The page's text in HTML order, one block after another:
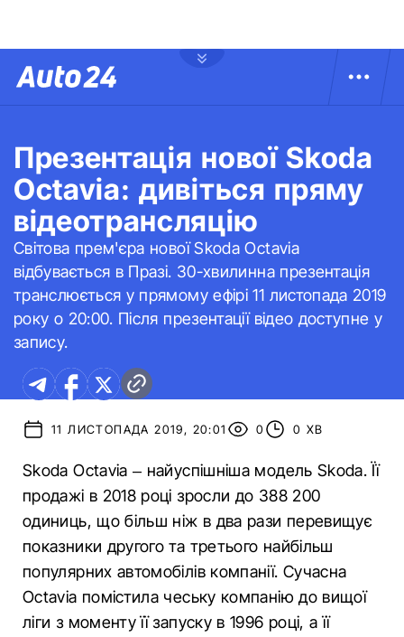
Презентація нової Skoda
Octavia: дивіться пряму
відеотрансляцію
Світова прем'єра нової Skoda Octavia
відбувається в Празі. 30-хвилинна презентація
транслюється у прямому ефірі 11 листопада 2019
року о 20:00. Після презентації відео доступне у
запису.
11 ЛИСТОПАДА 2019, 20:01 0 0 ХВ
Skoda Octavia – найуспішніша модель Skoda. Її
продажі в 2018 році зросли до 388 200
одиниць, що більш ніж в два рази перевищує
показники другого та третього найбільш
популярних автомобілів компанії. Сучасна
Octavia помістила чеську компанію до вищої
ліги з моменту її запуску в 1996 році, а її